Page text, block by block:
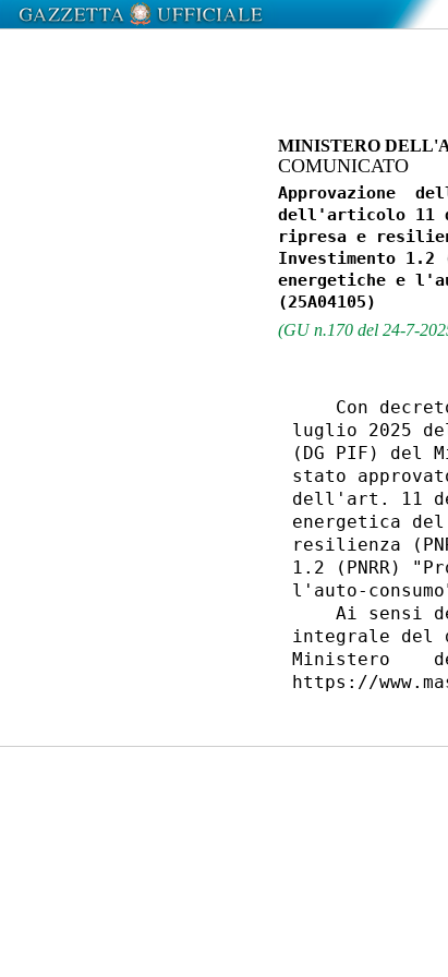
MINISTERO
COMUNICATO
Approvazione
dell'articolo 11
ripresa e
Investimento 1.2
energetiche e
(GU n.170 del 24-7-
Con
luglio 2025
(DG PIF) del
stato
dell'art. 11
energetica
resilienza
1.2 (PNRR)
l'auto-
Ai sensi
integrale del
Ministero